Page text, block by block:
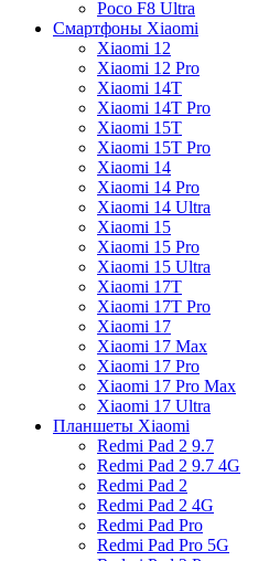
Poco F8 Ultra
Смартфоны Xiaomi
Xiaomi 12
Xiaomi 12 Pro
Xiaomi 14T
Xiaomi 14T Pro
Xiaomi 15T
Xiaomi 15T Pro
Xiaomi 14
Xiaomi 14 Pro
Xiaomi 14 Ultra
Xiaomi 15
Xiaomi 15 Pro
Xiaomi 15 Ultra
Xiaomi 17T
Xiaomi 17T Pro
Xiaomi 17
Xiaomi 17 Max
Xiaomi 17 Pro
Xiaomi 17 Pro Max
Xiaomi 17 Ultra
Планшеты Xiaomi
Redmi Pad 2 9.7
Redmi Pad 2 9.7 4G
Redmi Pad 2
Redmi Pad 2 4G
Redmi Pad Pro
Redmi Pad Pro 5G